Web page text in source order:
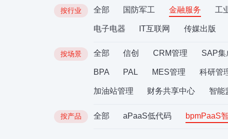
按行业 全部 国防军工 金融服务 工
电子电器 IT互联网 传媒出版
按场景 全部 信创 CRM管理 SAP集
BPA PAL MES管理 科研管
加油站管理 财务共享中心 智能
按产品 全部 aPaaS低代码 bpmPaaS